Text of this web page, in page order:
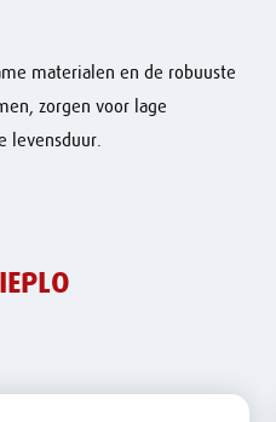
materialen en de robuuste
zorgen voor lage
levensduur.